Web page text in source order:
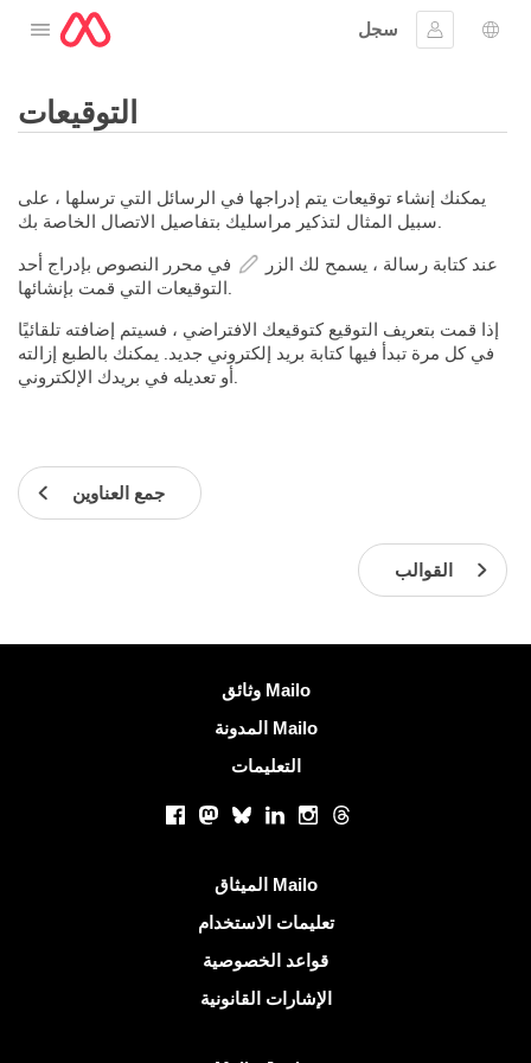
افتح القائمة
سجل
الدخولاللغة
التوقيعات
يمكنك إنشاء توقيعات يتم إدراجها في الرسائل التي ترسلها ، على
سبيل المثال لتذكير مراسليك بتفاصيل الاتصال الخاصة بك.
عند كتابة رسالة ، يسمح لك الزر
في محرر النصوص بإدراج أحد
التوقيعات التي قمت بإنشائها.
إذا قمت بتعريف التوقيع كتوقيعك الافتراضي ، فسيتم إضافته تلقائيًا
في كل مرة تبدأ فيها كتابة بريد إلكتروني جديد. يمكنك بالطبع إزالته
أو تعديله في بريدك الإلكتروني.
جمع العناوين
القوالب
وثائق Mailo
المدونة Mailo
التعليمات
Facebook
Mastodon
BlueskyLinkedInInstagram
Threads
الميثاق Mailo
تعليمات الاستخدام
قواعد الخصوصية
الإشارات القانونية